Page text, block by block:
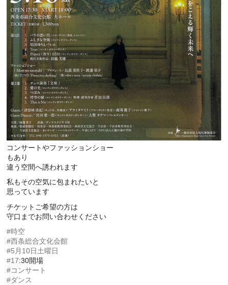
コンサートやファッションショー
もあり
違う空間へ誘われます
私もその空気に包まれたいと
思っています
チケットご希望の方は
守口までお問い合わせください
#時空
#西条総合文化会館
#5月10日土曜日
#17:30開場
#コンサート
#ダンス